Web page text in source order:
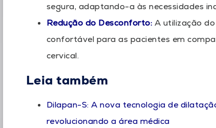
segura, adaptando-a às necessidades
Redução do Desconforto: A utilização
confortável para as pacientes em
cervical.
Leia também
Dilapan-S: A nova tecnologia de
revolucionando a área médica